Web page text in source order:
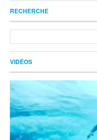
RECHERCHE
VIDÉOS